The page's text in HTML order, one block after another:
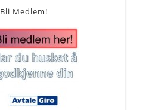
Bli Medlem!